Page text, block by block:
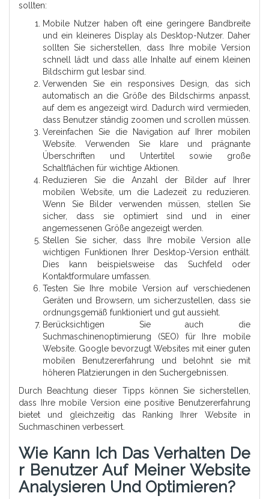
sollten:
Mobile Nutzer haben oft eine geringere Bandbreite
und ein kleineres Display als Desktop-Nutzer. Daher
sollten Sie sicherstellen, dass Ihre mobile Version
schnell lädt und dass alle Inhalte auf einem kleinen
Bildschirm gut lesbar sind.
Verwenden Sie ein responsives Design, das sich
automatisch an die Größe des Bildschirms anpasst,
auf dem es angezeigt wird. Dadurch wird vermieden,
dass Benutzer ständig zoomen und scrollen müssen.
Vereinfachen Sie die Navigation auf Ihrer mobilen
Website. Verwenden Sie klare und prägnante
Überschriften und Untertitel sowie große
Schaltflächen für wichtige Aktionen.
Reduzieren Sie die Anzahl der Bilder auf Ihrer
mobilen Website, um die Ladezeit zu reduzieren.
Wenn Sie Bilder verwenden müssen, stellen Sie
sicher, dass sie optimiert sind und in einer
angemessenen Größe angezeigt werden.
Stellen Sie sicher, dass Ihre mobile Version alle
wichtigen Funktionen Ihrer Desktop-Version enthält.
Dies kann beispielsweise das Suchfeld oder
Kontaktformulare umfassen.
Testen Sie Ihre mobile Version auf verschiedenen
Geräten und Browsern, um sicherzustellen, dass sie
ordnungsgemäß funktioniert und gut aussieht.
Berücksichtigen Sie auch die
Suchmaschinenoptimierung (SEO) für Ihre mobile
Website. Google bevorzugt Websites mit einer guten
mobilen Benutzererfahrung und belohnt sie mit
höheren Platzierungen in den Suchergebnissen.
Durch Beachtung dieser Tipps können Sie sicherstellen,
dass Ihre mobile Version eine positive Benutzererfahrung
bietet und gleichzeitig das Ranking Ihrer Website in
Suchmaschinen verbessert.
Wie Kann Ich Das Verhalten De
R Benutzer Auf Meiner Website
Analysieren Und Optimieren?